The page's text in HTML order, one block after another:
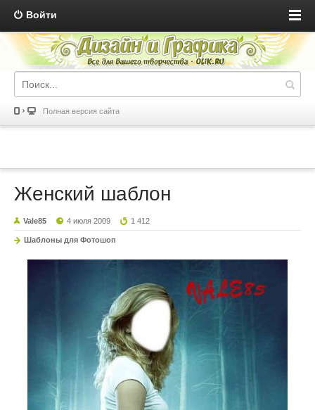
Войти
Полная версия сайта
Женский шаблон
Vale85 4 июля 2009 1 412
Шаблоны для Фотошоп